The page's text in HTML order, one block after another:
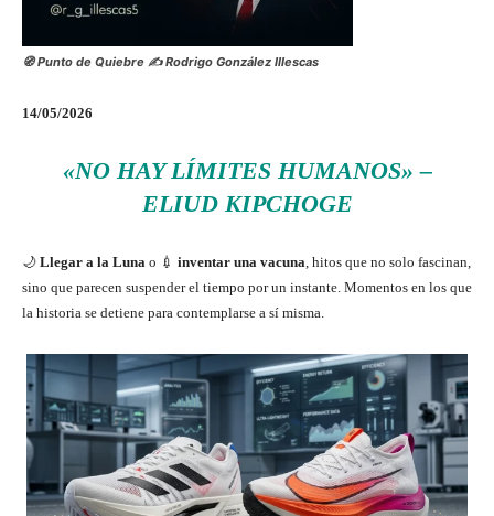
🧭 Punto de Quiebre ✍️ Rodrigo González Illescas
14/05/2026
«NO HAY LÍMITES HUMANOS» –
ELIUD KIPCHOGE
🌙 Llegar a la Luna o 💉 inventar una vacuna, hitos que no solo fascinan,
sino que parecen suspender el tiempo por un instante. Momentos en los que
la historia se detiene para contemplarse a sí misma.